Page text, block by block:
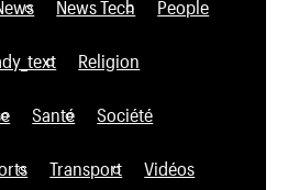
News Tech People
Religion
Santé Société
Transport Vidéos